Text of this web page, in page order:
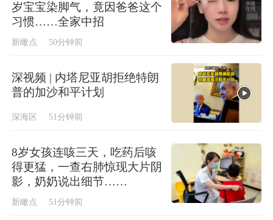
岁宝宝染脚气，竟因爸爸这个
习惯……全家中招
新瞰点 50分钟前
深视频 | 内塔尼亚胡拒绝特朗
普的加沙和平计划
深海区 51分钟前
8岁女孩连咳三天，吃药后咳
得更猛，一查右肺惊现大片阴
影，奶奶说出细节……
新瞰点 51分钟前